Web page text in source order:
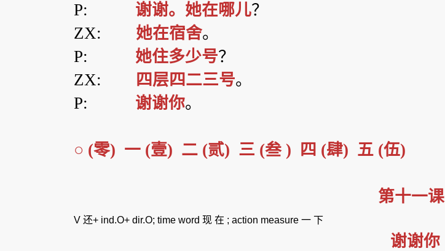
P:
谢谢。她在哪儿？
ZX:
她在宿舍。
P:
她住多少号？
ZX:
四层四二三号。
P:
谢谢你。
○ (零) 一 (壹) 二 (贰) 三 (叁) 四 (肆) 五 (伍)
第十一课
V 还+ ind.O+ dir.O; time word 现 在 ; action measure一 下
谢谢你